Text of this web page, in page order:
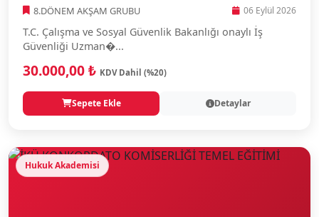
8.DÖNEM AKŞAM GRUBU 06 Eylül 2026
T.C. Çalışma ve Sosyal Güvenlik Bakanlığı onaylı İş
Güvenliği Uzman�...
30.000,00 ₺ KDV Dahil (%20)
Sepete Ekle Detaylar
Hukuk Akademisi